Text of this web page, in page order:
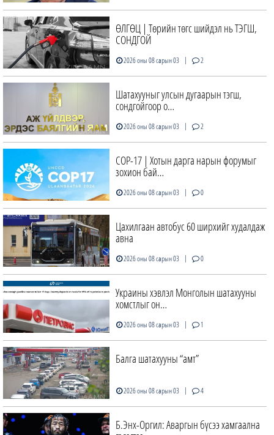
ӨЛГӨЦ | Төрийн төгс шийдэл нь ТЭГШ,
СОНДГОЙ
2026 оны 08 сарын 03 | 2
Шатахууныг улсын дугаарын тэгш,
сондгойгоор о…
2026 оны 08 сарын 03 | 2
COP-17 | Хотын дарга нарын форумыг
зохион бай…
2026 оны 08 сарын 03 | 0
Цахилгаан автобус 60 ширхийг худалдаж
авна
2026 оны 08 сарын 03 | 0
Украины хэвлэл Монголын шатахууны
хомстлыг он…
2026 оны 08 сарын 03 | 1
Балга шатахууны “амт”
2026 оны 08 сарын 03 | 4
Б.Энх-Оргил: Аваргын бүсээ хамгаална